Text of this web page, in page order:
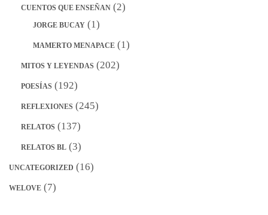
CUENTOS QUE ENSEÑAN (2)
JORGE BUCAY (1)
MAMERTO MENAPACE (1)
MITOS Y LEYENDAS (202)
POESÍAS (192)
REFLEXIONES (245)
RELATOS (137)
RELATOS BL (3)
UNCATEGORIZED (16)
WELOVE (7)